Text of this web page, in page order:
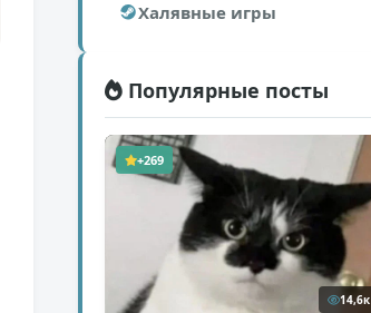
Халявные игры
Популярные посты
+269
14,6к